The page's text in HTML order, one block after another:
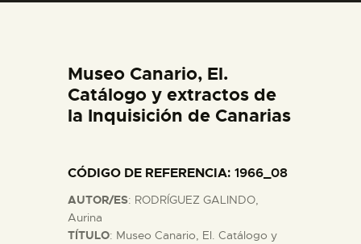
ESPAÑOL
PREPARAR LA VISITA
█
Museo Canario, El.
Catálogo y extractos de
la Inquisición de Canarias
CÓDIGO DE REFERENCIA: 1966_08
AUTOR/ES: RODRÍGUEZ GALINDO,
Aurina
TÍTULO: Museo Canario, El. Catálogo y